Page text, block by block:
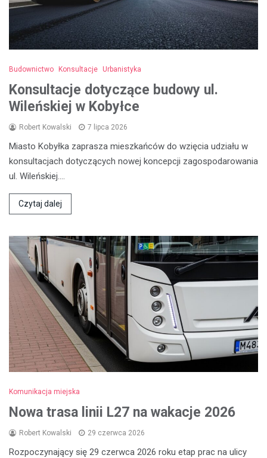
Budownictwo Konsultacje Urbanistyka
Konsultacje dotyczące budowy ul.
Wileńskiej w Kobyłce
Robert Kowalski 7 lipca 2026
Miasto Kobyłka zaprasza mieszkańców do wzięcia udziału w
konsultacjach dotyczących nowej koncepcji zagospodarowania
ul. Wileńskiej.…
Czytaj dalej
Komunikacja miejska
Nowa trasa linii L27 na wakacje 2026
Robert Kowalski 29 czerwca 2026
Rozpoczynający się 29 czerwca 2026 roku etap prac na ulicy